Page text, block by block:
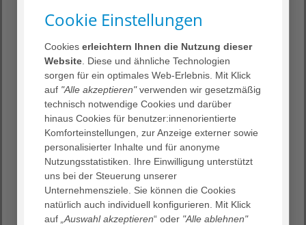
Pharmakotherapie
Medikamente zur Behandlung psychischer Erkrankungen
stellen einen von mehreren Wegen in der Behandlung
psychischer Erkrankungen dar. Ob der Einsatz von
Medikamenten sinnvoll ist oder nicht, hängt von der Art
und der Schwere der Erkrankung ab.
Bei vielen Erkrankungen hat sich die gleichzeitige
Anwendung von Psychotherapie und Medikamenten als
sinnvoll erwiesen. Ziel der Behandlung ist die Rückkehr
des erkrankten Menschen zu seinem ursprünglichen
Funktionsniveau.
Cookie Einstellungen
Cookieserleichtern Ihnen die Nutzung dieser
Website . Diese und ähnliche Technologien
sorgen für ein optimales Web-Erlebnis. Mit Klick
auf "Alle akzeptieren"verwenden wir gesetzmäßig
technisch notwendige Cookies und darüber
hinaus Cookies für benutzer:innenorientierte
Komforteinstellungen, zur Anzeige externer sowie
personalisierter Inhalte und für anonyme
Nutzungsstatistiken. Ihre Einwilligung unterstützt
uns bei der Steuerung unserer
Unternehmensziele. Sie können die Cookies
natürlich auch individuell konfigurieren. Mit Klick
auf „Auswahl akzeptieren“ oder "Alle ablehnen"